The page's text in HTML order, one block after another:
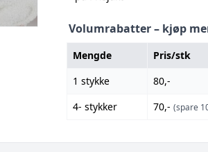
Volumrabatter – kjøp
Mengde
Pris/stk
1 stykke
80,-
4- stykker
70,- (spare